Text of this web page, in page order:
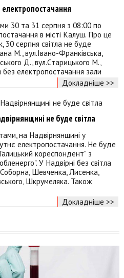
30 та 31 серпня з 08:00 по
в місті Калуш. Про це
30 серпня світла не буде
М., вул.Івано-Франківська,
Д., вул.Старицького М.,
електропостачання зали
Докладніше >>
не буде світла
на Надвірнянщині у
електропостачання. Не буде
кореспондент" з
У Надвірні без світла
Шевченка, Лисенка,
Шкрумеляка. Також
Докладніше >>